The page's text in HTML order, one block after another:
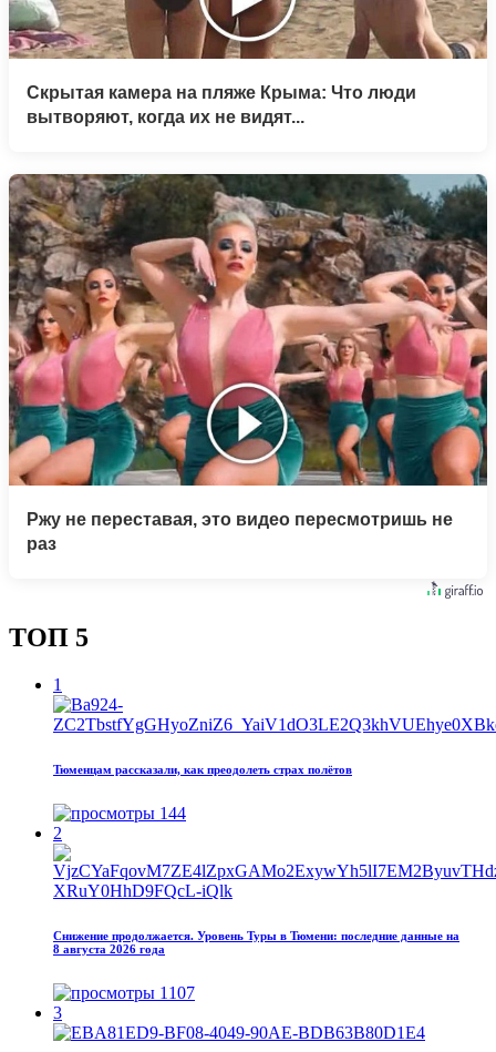
Скрытая камера на пляже Крыма: Что люди
вытворяют, когда их не видят...
Ржу не переставая, это видео пересмотришь не
раз
ТОП 5
1
Тюменцам рассказали, как преодолеть страх полётов
144
2
Снижение продолжается. Уровень Туры в Тюмени: последние данные на
8 августа 2026 года
1107
3